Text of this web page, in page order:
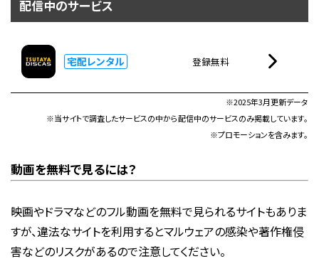
配信中のサービス
宅配レンタル 登録無料
※2025年3月更新データ
※当サイトで調査したサービスの中から配信中のサービスのみ掲載しています。
※プロモーションを含みます。
動画を無料で見るには？
映画やドラマなどのフル動画を無料で見られるサイトもありま
すが、違法なサイトを利用するとマルウェアの感染や著作権侵
害などのリスクがあるので注意してください。